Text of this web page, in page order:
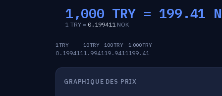
1,000 TRY = 199.41
1 TRY = 0.199411NOK
1 TRY
0.199411
10 TRY
1.9941
100 TRY
19.9411
1,000 TRY
199.41
GRAPHIQUE DES PRIX